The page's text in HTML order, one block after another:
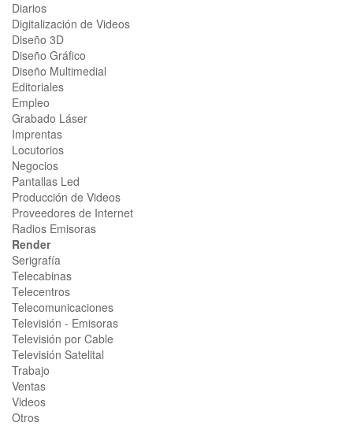
Diarios
Digitalización de Videos
Diseño 3D
Diseño Gráfico
Diseño Multimedial
Editoriales
Empleo
Grabado Láser
Imprentas
Locutorios
Negocios
Pantallas Led
Producción de Videos
Proveedores de Internet
Radios Emisoras
Render
Serigrafía
Telecabinas
Telecentros
Telecomunicaciones
Televisión - Emisoras
Televisión por Cable
Televisión Satelital
Trabajo
Ventas
Videos
Otros